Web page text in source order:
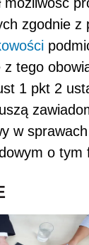
zgodnie z
z tego
1 pkt 2
w
o tym